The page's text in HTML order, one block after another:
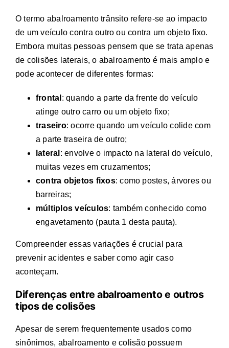
O termo abalroamento trânsitorefere-se ao impacto
de um veículo contra outro ou contra um objeto fixo.
Embora muitas pessoas pensem que se trata apenas
de colisões laterais, o abalroamento é mais amplo e
pode acontecer de diferentes formas:
frontal : quando a parte da frente do veículo
atinge outro carro ou um objeto fixo;
traseiro: ocorre quando um veículo colide com
a parte traseira de outro;
lateral : envolve o impacto na lateral do veículo,
muitas vezes em cruzamentos;
contra objetos fixos: como postes, árvores ou
barreiras;
múltiplos veículos: também conhecido como
engavetamento (pauta 1 desta pauta).
Compreender essas variações é crucial para
prevenir acidentes e saber como agir caso
aconteçam.
Diferenças entre abalroamento e outros
tipos de colisões
Apesar de serem frequentemente usados como
sinônimos, abalroamento e colisão possuem